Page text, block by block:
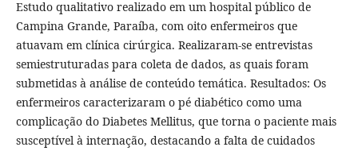
Estudo qualitativo realizado em um hospital público de
Campina Grande, Paraíba, com oito enfermeiros que
atuavam em clínica cirúrgica. Realizaram-se entrevistas
semiestruturadas para coleta de dados, as quais foram
submetidas à análise de conteúdo temática. Resultados: Os
enfermeiros caracterizaram o pé diabético como uma
complicação do Diabetes Mellitus, que torna o paciente mais
susceptível à internação, destacando a falta de cuidados